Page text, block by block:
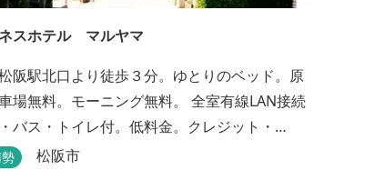
スホテル マルヤマ
阪駅北口より徒歩３分。ゆとりのベッド。原
場無料。モーニング無料。 全室有線LAN接続
バス・トイレ付。低料金。クレジット・
支払い可。
松阪市